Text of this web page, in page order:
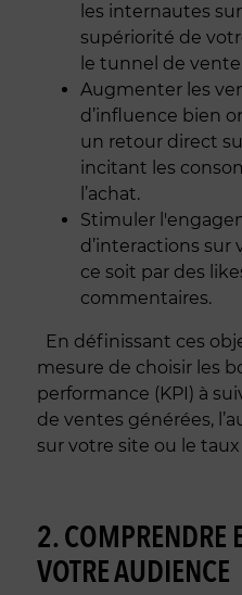
les internautes
supériorité de
le tunnel de
Augmenter les
d’influence bien
un retour direct
incitant les
l’achat.
Stimuler
d’interactions sur
ce soit par des
commentaires.
En définissant ces
mesure de choisir les
performance (KPI) à
de ventes générées,
sur votre site ou le
2. COMPRENDRE
VOTRE AUDIENCE